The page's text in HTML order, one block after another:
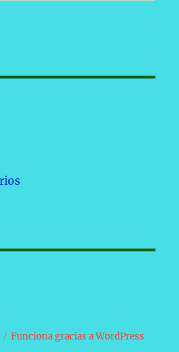
Funciona gracias a WordPress